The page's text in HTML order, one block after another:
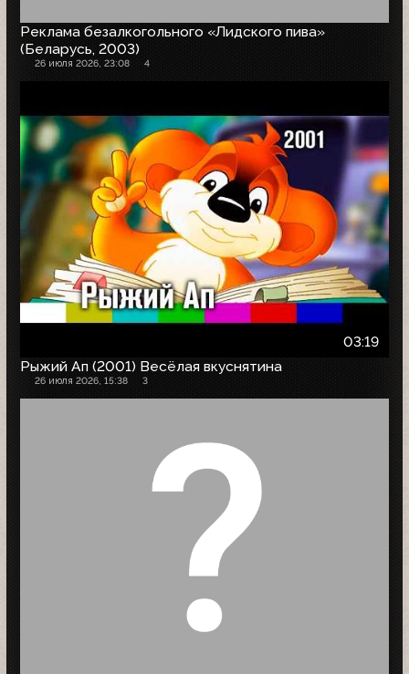
Реклама безалкогольного «Лидского пива»
(Беларусь, 2003)
26 июля 2026, 23:08 4
03:19
Рыжий Ап (2001) Весёлая вкуснятина
26 июля 2026, 15:38 3